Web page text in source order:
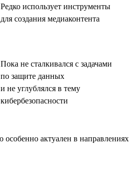
Редко использует инструменты
для создания медиаконтента
Пока не сталкивался с задачами
по защите данных
и не углублялся в тему
кибербезопасности
особенно актуален в направлениях